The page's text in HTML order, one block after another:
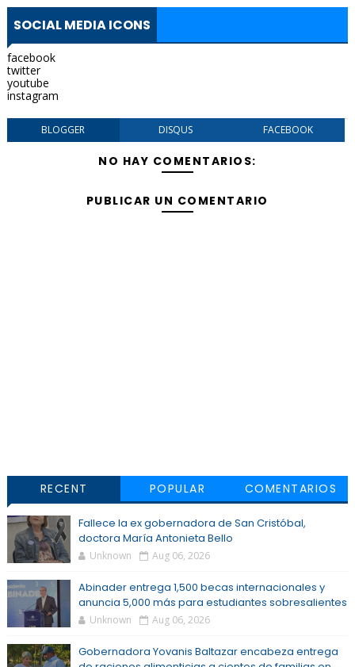
SOCIAL MEDIA ICONS
facebook
twitter
youtube
instagram
BLOGGER DISQUS FACEBOOK
NO HAY COMENTARIOS:
PUBLICAR UN COMENTARIO
RECENT POPULAR COMENTARIOS
Fallece la ex gobernadora de San Cristóbal,
doctora María Antonieta Bello
Unknown Aug 06, 2026
Abinader entrega 1,500 becas internacionales y
anuncia 5,000 más para estudiantes sobresalientes
Unknown Aug 06, 2026
Gobernadora Yovanis Baltazar encabeza entrega